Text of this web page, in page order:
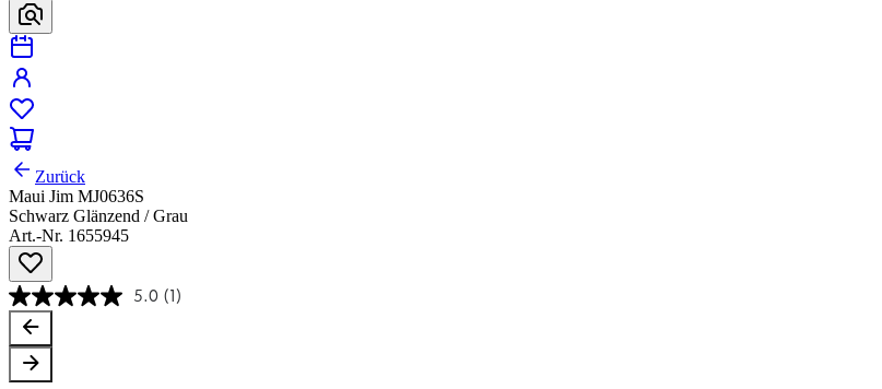
Zurück
Maui Jim MJ0636S
Schwarz Glänzend / Grau
Art.-Nr. 1655945
5.0 (1)